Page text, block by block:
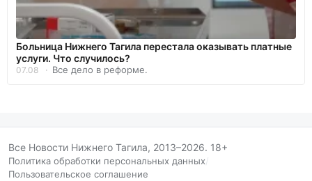
Больница Нижнего Тагила перестала оказывать платные
услуги. Что случилось?
07.08 Все дело в реформе.
Все Новости Нижнего Тагила, 2013–2026. 18+
Политика обработки персональных данных/
Пользовательское соглашение